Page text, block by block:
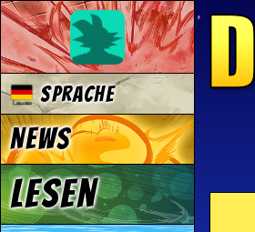
Sprache
News
Lesen